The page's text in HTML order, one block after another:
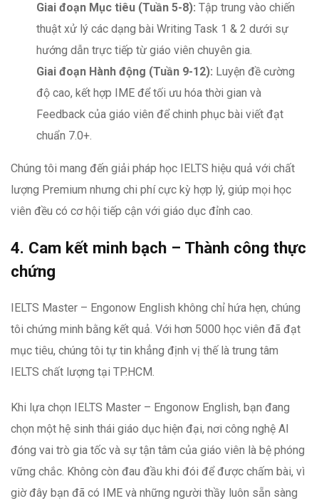
Giai đoạn Mục tiêu (Tuần 5-8): Tập trung vào chiến
thuật xử lý các dạng bài Writing Task 1 & 2 dưới sự
hướng dẫn trực tiếp từ giáo viên chuyên gia.
Giai đoạn Hành động (Tuần 9-12): Luyện đề cường
độ cao, kết hợp IME để tối ưu hóa thời gian và
Feedback của giáo viên để chinh phục bài viết đạt
chuẩn 7.0+.
Chúng tôi mang đến giải pháp học IELTS hiệu quả với chất
lượng Premium nhưng chi phí cực kỳ hợp lý, giúp mọi học
viên đều có cơ hội tiếp cận với giáo dục đỉnh cao.
4. Cam kết minh bạch – Thành công thực
chứng
IELTS Master – Engonow English không chỉ hứa hẹn, chúng
tôi chứng minh bằng kết quả. Với hơn 5000 học viên đã đạt
mục tiêu, chúng tôi tự tin khẳng định vị thế là trung tâm
IELTS chất lượng tại TP.HCM.
Khi lựa chọn IELTS Master – Engonow English, bạn đang
chọn một hệ sinh thái giáo dục hiện đại, nơi công nghệ AI
đóng vai trò gia tốc và sự tận tâm của giáo viên là bệ phóng
vững chắc. Không còn đau đầu khi đói để được chấm bài, vì
giờ đây bạn đã có IME và những người thầy luôn sẵn sàng